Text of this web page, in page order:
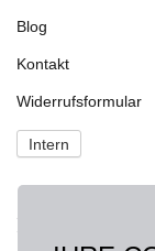
Blog
Kontakt
Widerrufsformular
Intern